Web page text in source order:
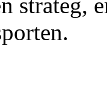
strateg,